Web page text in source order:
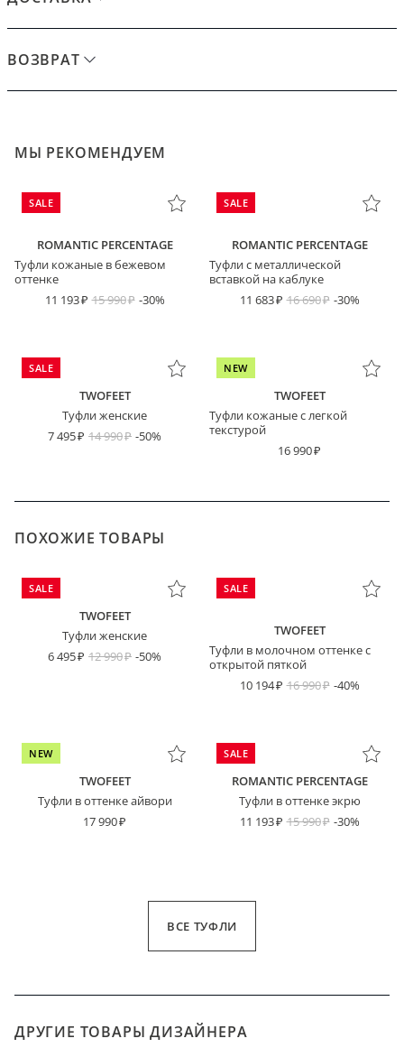
ВОЗВРАТ
МЫ РЕКОМЕНДУЕМ
SALE
ROMANTIC PERCENTAGE
Туфли кожаные в бежевом
оттенке
11 193
15 990 -30%
SALE
ROMANTIC PERCENTAGE
Туфли с металлической
вставкой на каблуке
11 683
16 690 -30%
SALE
TWOFEET
Туфли женские
7 495
14 990 -50%
NEW
TWOFEET
Туфли кожаные с легкой
текстурой
16 990
ПОХОЖИЕ ТОВАРЫ
SALE
TWOFEET
Туфли женские
6 495
12 990 -50%
SALE
TWOFEET
Туфли в молочном оттенке с
открытой пяткой
10 194
16 990 -40%
NEW
TWOFEET
Туфли в оттенке айвори
17 990
SALE
ROMANTIC PERCENTAGE
Туфли в оттенке экрю
11 193
15 990 -30%
ВСЕ ТУФЛИ
ДРУГИЕ ТОВАРЫ ДИЗАЙНЕРА